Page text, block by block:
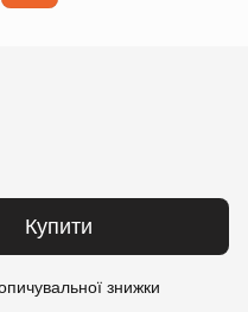
Купити
знижки